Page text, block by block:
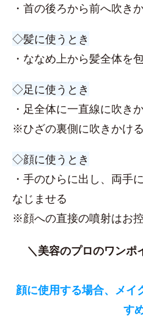
・首の後ろから前へ吹き
◇髪に使うとき
・ななめ上から髪全体を
◇足に使うとき
・足全体に一直線に吹き
※ひざの裏側に吹きかけ
◇顔に使うとき
・手のひらに出し、両手
なじませる
※顔への直接の噴射はお控
＼美容のプロのワン
顔に使用する場合、メイ
す